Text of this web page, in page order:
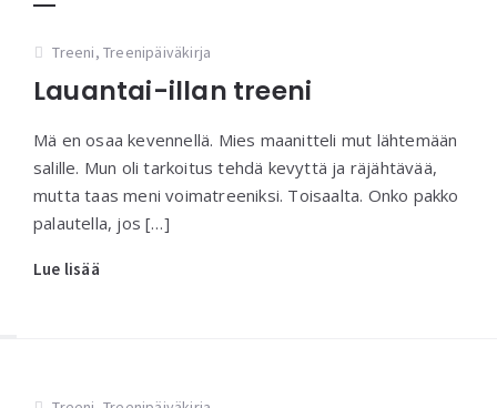
Treeni,Treenipäiväkirja
Lauantai-illan treeni
Mä en osaa kevennellä. Mies maanitteli mut lähtemään
salille. Mun oli tarkoitus tehdä kevyttä ja räjähtävää,
mutta taas meni voimatreeniksi. Toisaalta. Onko pakko
palautella, jos […]
Lue lisää